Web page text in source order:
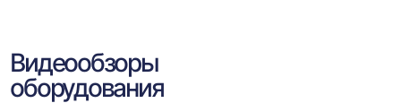
Видеообзоры
оборудования